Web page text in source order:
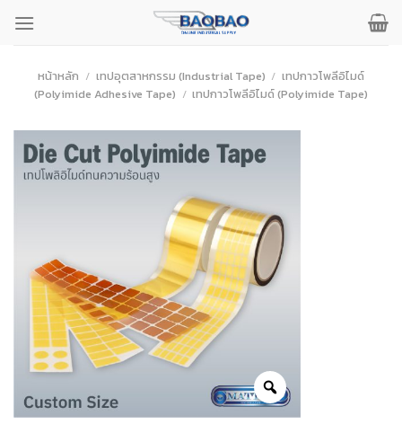
หน้าหลัก / เทปอุตสาหกรรม (Industrial Tape) / เทปกาวโพลีอิไมด์
(Polyimide Adhesive Tape) / เทปกาวโพลีอิไมด์ (Polyimide Tape)